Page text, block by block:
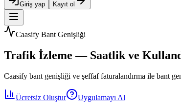
Giriş yap Kayıt ol
Caasify Bant Genişliği
Trafik İzleme — Saatlik ve
Caasify bant genişliği ve şeffaf faturalandırma ile bant
Ücretsiz Oluştur Uygulamayı Al